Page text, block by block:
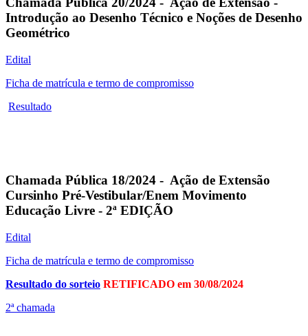
Introdução ao Desenho Técnico e Noções de Desenho
Geométrico
Edital
Ficha de matrícula e termo de compromisso
Resultado
Chamada Pública 18/2024 - Ação de Extensão
Cursinho Pré-Vestibular/Enem Movimento
Educação Livre - 2ª EDIÇÃO
Edital
Ficha de matrícula e termo de compromisso
Resultado do sorteio RETIFICADO em 30/08/2024
2ª chamada